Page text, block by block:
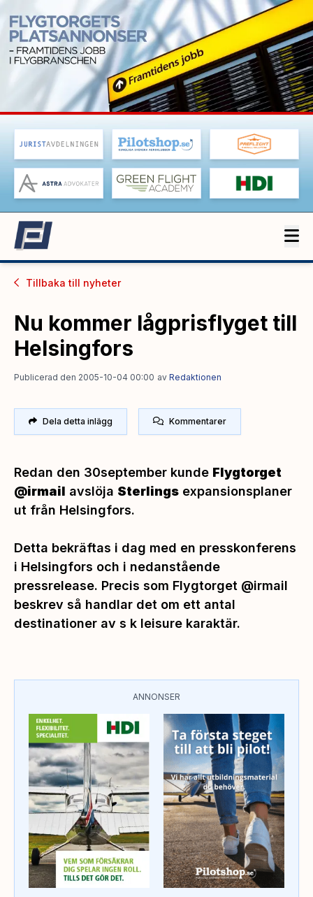
Tillbaka till nyheter
Nu kommer lågprisflyget till
Helsingfors
Publicerad den 2005-10-04 00:00 av Redaktionen
Dela detta inlägg Kommentarer
Redan den 30september kunde Flygtorget
@irmail avslöja Sterlings expansionsplaner
ut från Helsingfors.
Detta bekräftas i dag med en presskonferens
i Helsingfors och i nedanstående
pressrelease. Precis som Flygtorget @irmail
beskrev så handlar det om ett antal
destinationer av s k leisure karaktär.
ANNONSER